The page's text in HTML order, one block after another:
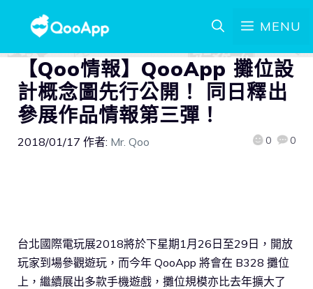
MENU
【Qoo情報】QooApp 攤位設
計概念圖先行公開！ 同日釋出
參展作品情報第三彈！
2018/01/17 作者: Mr. Qoo 0 0
台北國際電玩展2018將於下星期1月26日至29日，開放
玩家到場參觀遊玩，而今年 QooApp 將會在 B328 攤位
上，繼續展出多款手機遊戲，攤位規模亦比去年擴大了